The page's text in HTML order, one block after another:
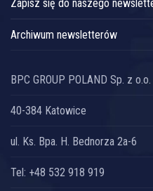
Zapisz się do naszego
Archiwum newsletterów
BPC GROUP POLAND Sp. z o.o.
40-384 Katowice
ul. Ks. Bpa. H. Bednorza 2a-6
Tel: +48 532 918 919